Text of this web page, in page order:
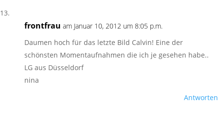
frontfrau am Januar 10, 2012 um 8:05 p.m.
Daumen hoch für das letzte Bild Calvin! Eine der
schönsten Momentaufnahmen die ich je gesehen habe..
LG aus Düsseldorf
nina
Antworten